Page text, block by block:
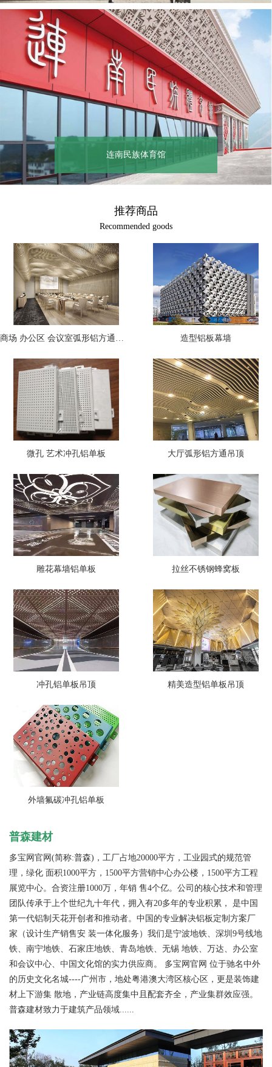
连南民族体育馆
推荐商品
Recommended goods
商场 办公区 会议室弧形铝方通吊顶 造型铝板幕墙
微孔 艺术冲孔铝单板 大厅弧形铝方通吊顶
雕花幕墙铝单板 拉丝不锈钢蜂窝板
冲孔铝单板吊顶 精美造型铝单板吊顶
外墙氟碳冲孔铝单板
普森建材
多宝网官网(简称:普森)，工厂占地20000平方，工业园式的规范管
理，绿化 面积1000平方，1500平方营销中心办公楼，1500平方工程
展览中心。合资注册1000万，年销 售4个亿。公司的核心技术和管理
团队传承于上个世纪九十年代，拥入有20多年的专业积累， 是中国
第一代铝制天花开创者和推动者。中国的专业解决铝板定制方案厂
家（设计生产销售安 装一体化服务）我们是宁波地铁、深圳9号线地
铁、南宁地铁、石家庄地铁、青岛地铁、无锡 地铁、万达、办公室
和会议中心、中国文化馆的实力供应商。 多宝网官网 位于驰名中外
的历史文化名城----广州市，地处粤港澳大湾区核心区，更是装饰建
材上下游集 散地，产业链高度集中且配套齐全，产业集群效应强。
普森建材致力于建筑产品领域......